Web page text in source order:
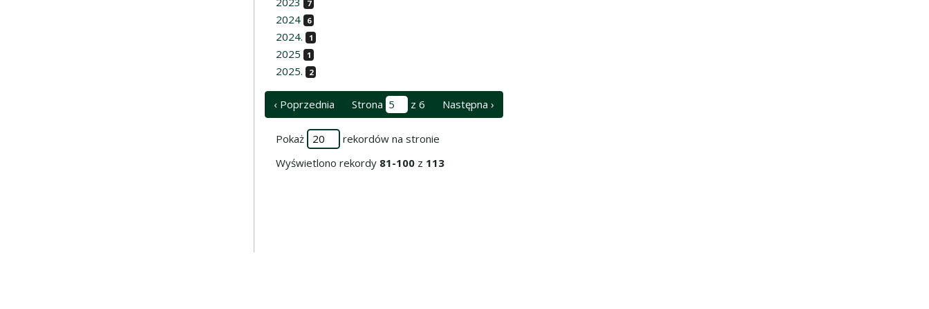
7
2024 6
2024. 1
2025 1
2025. 2
‹ Poprzednia Strona z 6 Następna ›
Pokaż
rekordów na stronie
Wyświetlono rekordy 81-100 z 113